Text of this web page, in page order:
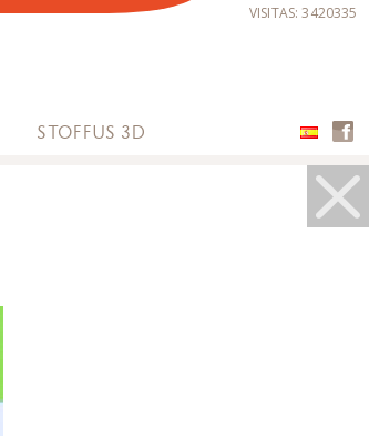
STOFFUS 3D
VISITAS:3420335